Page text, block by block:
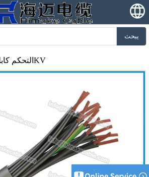
يبحث
AS/NZS PVC التحكم كابل 0.6/1KV